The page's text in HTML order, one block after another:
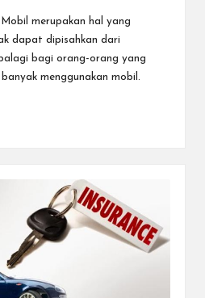
merupakan hal yang
dapat dipisahkan dari
bagi orang-orang yang
menggunakan mobil.